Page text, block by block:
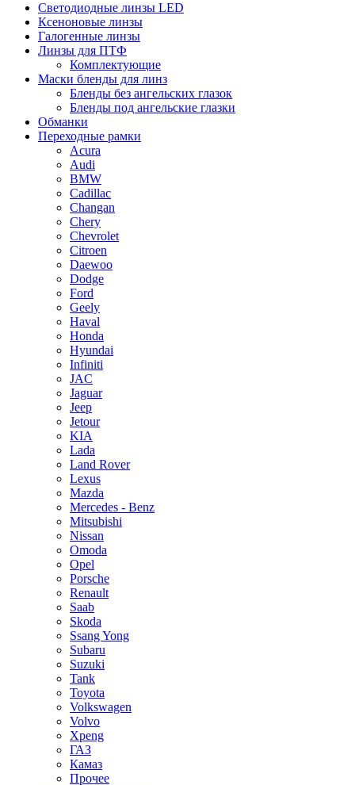
Светодиодные линзы LED
Ксеноновые линзы
Галогенные линзы
Линзы для ПТФ
Комплектующие
Маски бленды для линз
Бленды без ангельских глазок
Бленды под ангельские глазки
Обманки
Переходные рамки
Acura
Audi
BMW
Cadillac
Changan
Chery
Chevrolet
Citroen
Daewoo
Dodge
Ford
Geely
Haval
Honda
Hyundai
Infiniti
JAC
Jaguar
Jeep
Jetour
KIA
Lada
Land Rover
Lexus
Mazda
Mercedes - Benz
Mitsubishi
Nissan
Omoda
Opel
Porsche
Renault
Saab
Skoda
Ssang Yong
Subaru
Suzuki
Tank
Toyota
Volkswagen
Volvo
Xpeng
ГАЗ
Камаз
Прочее